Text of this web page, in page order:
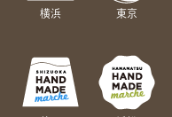
横浜
東京